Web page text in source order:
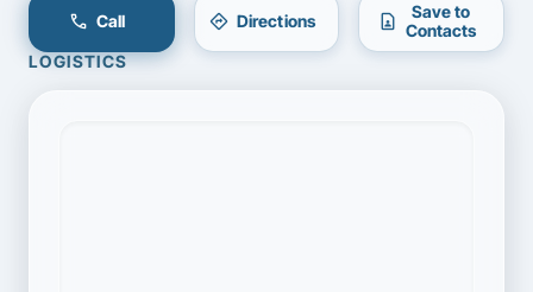
call Call directions Directions contact_page
Save to
Contacts
LOGISTICS